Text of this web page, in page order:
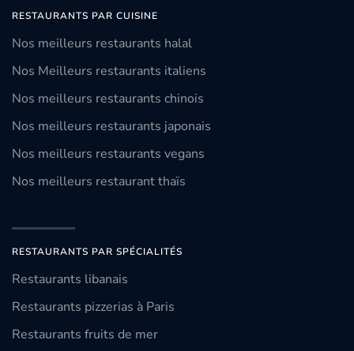
RESTAURANTS PAR CUISINE
Nos meilleurs restaurants halal
Nos Meilleurs restaurants italiens
Nos meilleurs restaurants chinois
Nos meilleurs restaurants japonais
Nos meilleurs restaurants vegans
Nos meilleurs restaurant thaïs
RESTAURANTS PAR SPÉCIALITÉS
Restaurants libanais
Restaurants pizzerias à Paris
Restaurants fruits de mer